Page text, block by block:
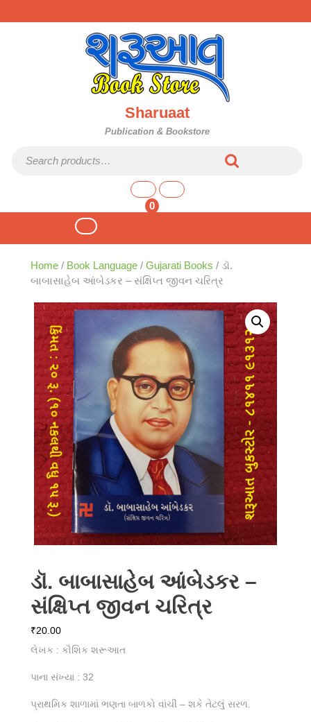
to
Sharuaat
Publication & Bookstore
0
shopping
Open
Button
Home / Book Language / Gujarati Books / ડૉ.
બાબાસાહેબ આંબેડકર – સંક્ષિપ્ત જીવન ચરિત્ર
ડૉ. બાબાસાહેબ આંબેડકર –
સંક્ષિપ્ત જીવન ચરિત્ર
₹20.00
લેખક : કૌશિક શરૂઆત
પાના સંખ્યા : 32
પ્રાથમિક શાળામાં ભણતા બાળકો વાંચી – શકે તેટલું સરળ.